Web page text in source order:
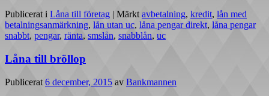
Publicerat i Låna till företag | Märkt avbetalning, kredit, lån med
betalningsanmärkning, lån utan uc, låna pengar direkt, låna pengar
snabbt, pengar, ränta, smslån, snabblån, uc
Låna till bröllop
Publicerat 6 december, 2015 av Bankmannen